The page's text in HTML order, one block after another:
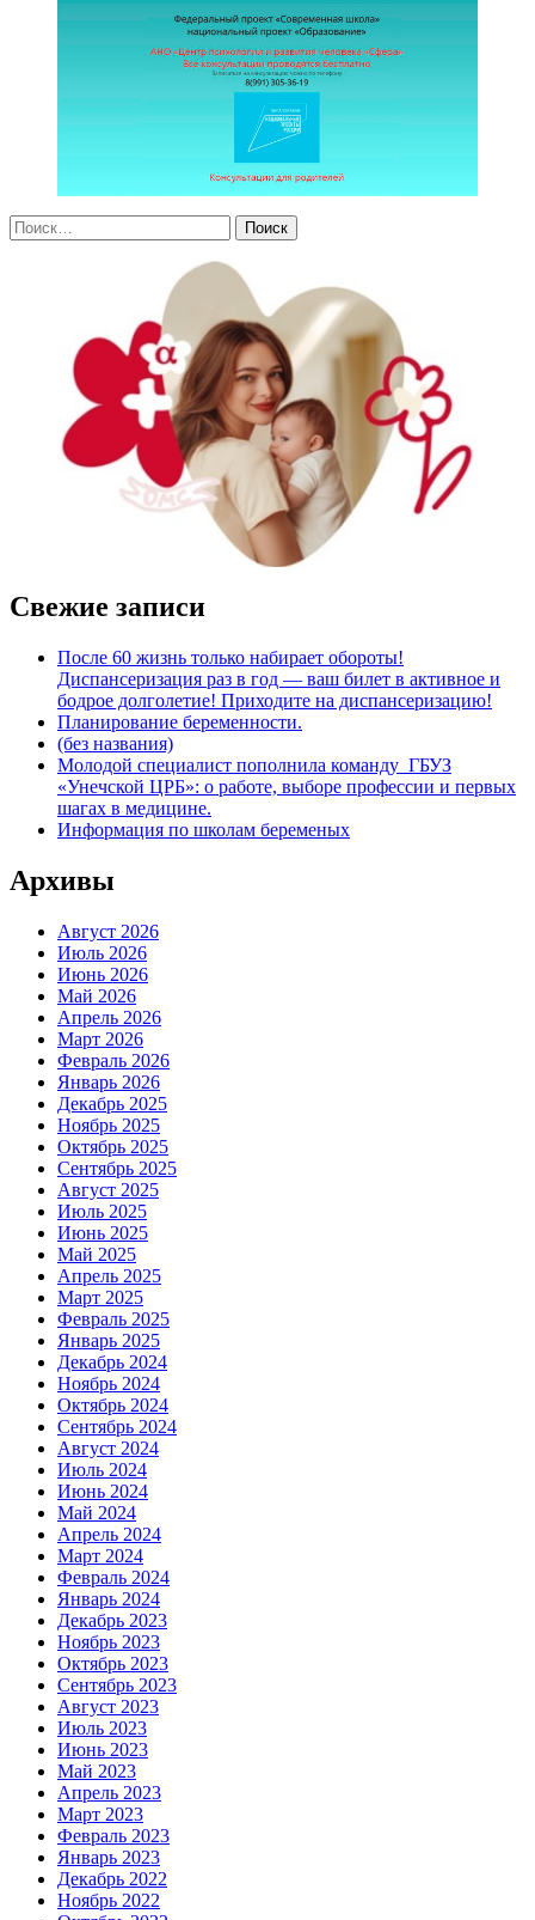
Свежие записи
После 60 жизнь только набирает обороты!
Диспансеризация раз в год — ваш билет в активное и
бодрое долголетие! Приходите на диспансеризацию!
Планирование беременности.
(без названия)
Молодой специалист пополнила команду ГБУЗ
«Унечской ЦРБ»: о работе, выборе профессии и первых
шагах в медицине.
Информация по школам беременых
Архивы
Август 2026
Июль 2026
Июнь 2026
Май 2026
Апрель 2026
Март 2026
Февраль 2026
Январь 2026
Декабрь 2025
Ноябрь 2025
Октябрь 2025
Сентябрь 2025
Август 2025
Июль 2025
Июнь 2025
Май 2025
Апрель 2025
Март 2025
Февраль 2025
Январь 2025
Декабрь 2024
Ноябрь 2024
Октябрь 2024
Сентябрь 2024
Август 2024
Июль 2024
Июнь 2024
Май 2024
Апрель 2024
Март 2024
Февраль 2024
Январь 2024
Декабрь 2023
Ноябрь 2023
Октябрь 2023
Сентябрь 2023
Август 2023
Июль 2023
Июнь 2023
Май 2023
Апрель 2023
Март 2023
Февраль 2023
Январь 2023
Декабрь 2022
Ноябрь 2022